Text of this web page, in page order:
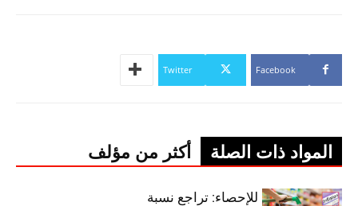
Facebook
Twitter
المواد ذات الصلة أكثر من مؤلف
المعهد الوطني للإحصاء: تراجع نسبة